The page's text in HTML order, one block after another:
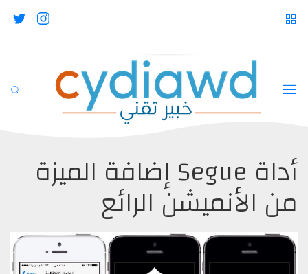
أداة Segue إضافة الميزة
من الأنميشن الرائع